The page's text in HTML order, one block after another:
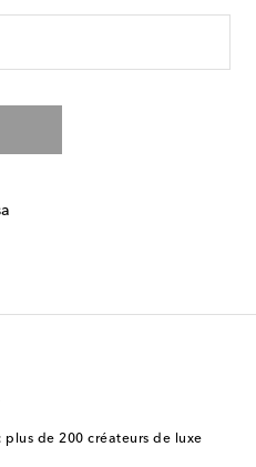
plus de 200 créateurs de luxe